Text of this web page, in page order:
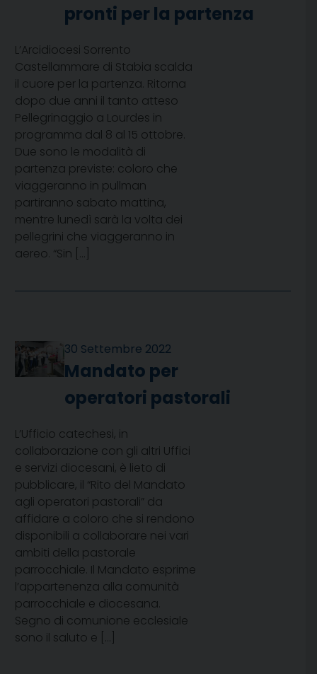
pronti per la partenza
L’Arcidiocesi Sorrento
Castellammare di Stabia scalda
il cuore per la partenza. Ritorna
dopo due anni il tanto atteso
Pellegrinaggio a Lourdes in
programma dal 8 al 15 ottobre.
Due sono le modalità di
partenza previste: coloro che
viaggeranno in pullman
partiranno sabato mattina,
mentre lunedì sarà la volta dei
pellegrini che viaggeranno in
aereo. “Sin […]
30 Settembre 2022
Mandato per
operatori pastorali
L’Ufficio catechesi, in
collaborazione con gli altri Uffici
e servizi diocesani, è lieto di
pubblicare, il “Rito del Mandato
agli operatori pastorali” da
affidare a coloro che si rendono
disponibili a collaborare nei vari
ambiti della pastorale
parrocchiale. Il Mandato esprime
l’appartenenza alla comunità
parrocchiale e diocesana.
Segno di comunione ecclesiale
sono il saluto e […]